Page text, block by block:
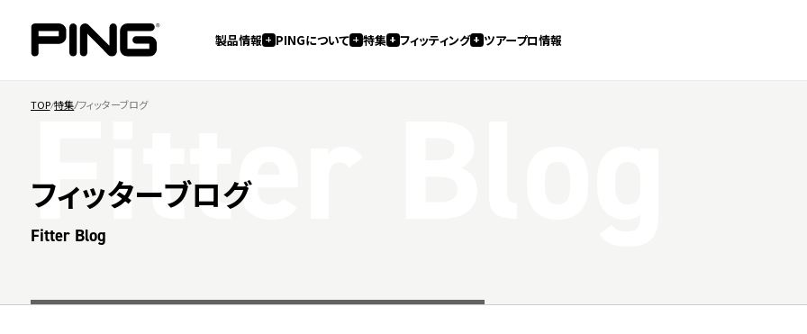
製品情報 PINGについて 特集 フィッティング ツアープロ情報
TOP 特集 フィッターブログ
Fitter Blog
フィッターブログ
Fitter Blog